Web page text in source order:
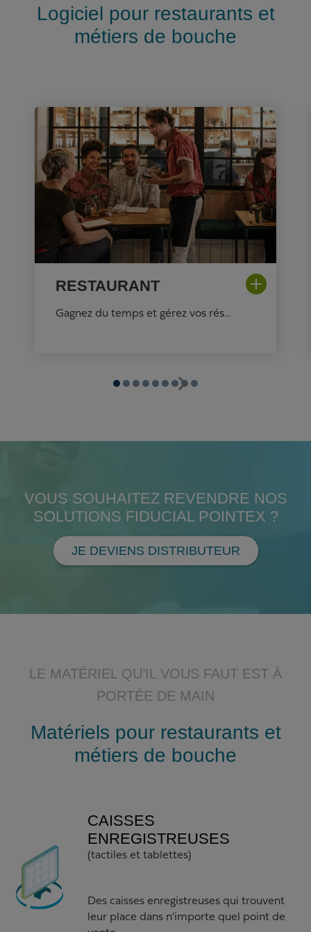
Logiciel pour restaurants et
métiers de bouche
RESTAURANT
Gagnez du temps et gérez vos réservations comme un chef !
VOUS SOUHAITEZ REVENDRE NOS
SOLUTIONS FIDUCIAL POINTEX ?
JE DEVIENS DISTRIBUTEUR
LE MATÉRIEL QU’IL VOUS FAUT EST À
PORTÉE DE MAIN
Matériels pour restaurants et
métiers de bouche
CAISSES
ENREGISTREUSES
(tactiles et tablettes)
Des caisses enregistreuses qui trouvent
leur place dans n'importe quel point de